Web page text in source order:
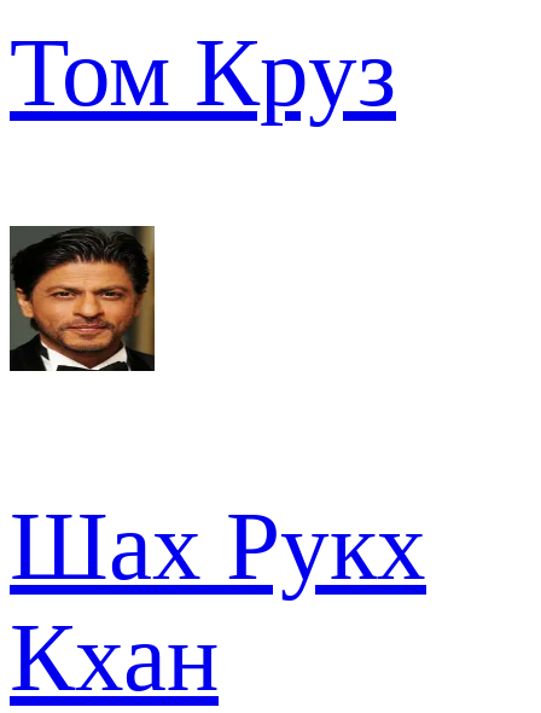
Том Круз
Шах Рукх
Кхан